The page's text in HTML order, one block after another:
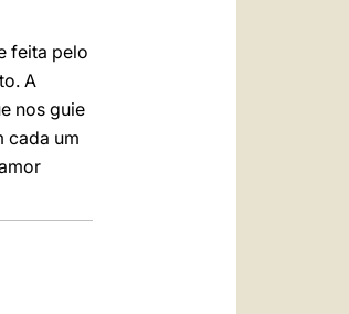
feita pelo
A
nos guie
cada um